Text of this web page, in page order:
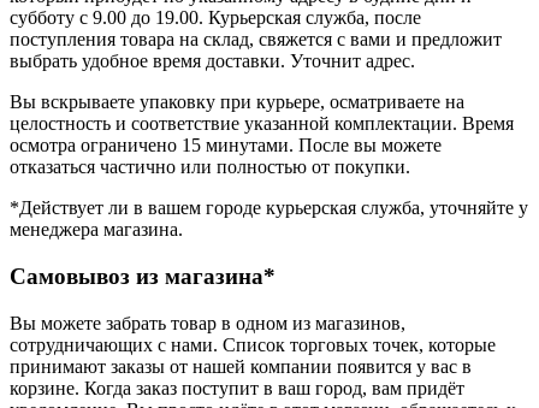
субботу с 9.00 до 19.00. Курьерская служба, после
поступления товара на склад, свяжется с вами и предложит
выбрать удобное время доставки. Уточнит адрес.
Вы вскрываете упаковку при курьере, осматриваете на
целостность и соответствие указанной комплектации. Время
осмотра ограничено 15 минутами. После вы можете
отказаться частично или полностью от покупки.
*Действует ли в вашем городе курьерская служба, уточняйте у
менеджера магазина.
Самовывоз из магазина*
Вы можете забрать товар в одном из магазинов,
сотрудничающих с нами. Список торговых точек, которые
принимают заказы от нашей компании появится у вас в
корзине. Когда заказ поступит в ваш город, вам придёт